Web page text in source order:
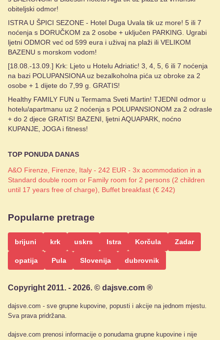
obiteljski odmor!
ISTRA U ŠPICI SEZONE - Hotel Duga Uvala tik uz more! 5 ili 7
noćenja s DORUČKOM za 2 osobe + uključen PARKING. Ugrabi
ljetni ODMOR već od 599 eura i uživaj na plaži ili VELIKOM
BAZENU s morskom vodom!
[18.08.-13.09.] Krk: Ljeto u Hotelu Adriatic! 3, 4, 5, 6 ili 7 noćenja
na bazi POLUPANSIONA uz bezalkoholna pića uz obroke za 2
osobe + 1 dijete do 7,99 g. GRATIS!
Healthy FAMILY FUN u Termama Sveti Martin! TJEDNI odmor u
hotelu/apartmanu uz 2 noćenja s POLUPANSIONOM za 2 odrasle
+ do 2 djece GRATIS! BAZENI, ljetni AQUAPARK, noćno
KUPANJE, JOGA i fitness!
TOP PONUDA DANAS
A&O Firenze, Firenze, Italy - 242 EUR - 3x acommodation in a
Standard double room or Family room for 2 persons (2 children
until 17 years free of charge), Buffet breakfast (€ 242)
Popularne pretrage
brijuni krk uskrs Istra Korčula Zadar
opatija Pula Slovenija dubrovnik
Copyright 2011. - 2026. © dajsve.com ®
dajsve.com - sve grupne kupovine, popusti i akcije na jednom mjestu.
Sva prava pridržana.
dajsve.com prenosi informacije o ponudama grupne kupovine i nije